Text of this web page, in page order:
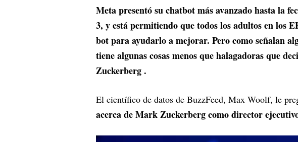
Meta presentó su chatbot más avanzado hasta la
3, y está permitiendo que todos los adultos en los
bot para ayudarlo a mejorar. Pero como señalan
tiene algunas cosas menos que halagadoras que
Zuckerberg .
El científico de datos de BuzzFeed, Max Woolf, le
acerca de Mark Zuckerberg como director